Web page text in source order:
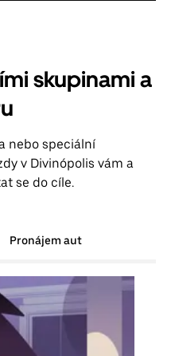
skupinami a
nebo speciální
v Divinópolis vám a
se do cíle.
Pronájem aut